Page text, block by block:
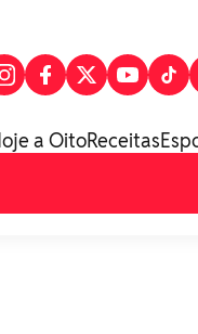
a OitoReceitas